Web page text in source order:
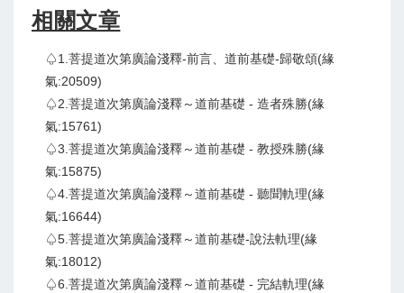
相關文章
♤1.菩提道次第廣論淺釋-前言、道前基礎-歸敬頌(緣
氣:20509)
♤2.菩提道次第廣論淺釋～道前基礎 - 造者殊勝(緣
氣:15761)
♤3.菩提道次第廣論淺釋～道前基礎 - 教授殊勝(緣
氣:15875)
♤4.菩提道次第廣論淺釋～道前基礎 - 聽聞軌理(緣
氣:16644)
♤5.菩提道次第廣論淺釋～道前基礎-說法軌理(緣
氣:18012)
♤6.菩提道次第廣論淺釋～道前基礎 - 完結軌理(緣